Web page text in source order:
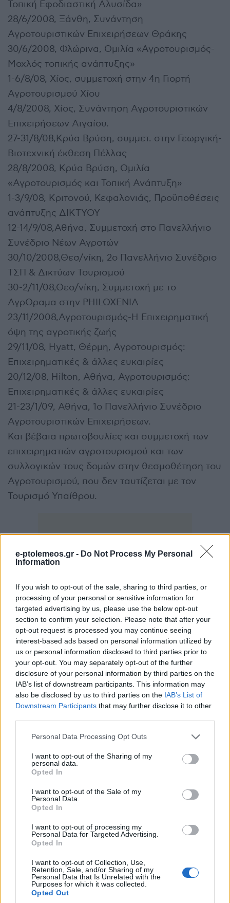
e-ptolemeos.gr - Do Not Process My Personal
Information
If you wish to opt-out of the sale, sharing to third parties, or
processing of your personal or sensitive information for
targeted advertising by us, please use the below opt-out
section to confirm your selection. Please note that after your
opt-out request is processed you may continue seeing
interest-based ads based on personal information utilized by
us or personal information disclosed to third parties prior to
your opt-out. You may separately opt-out of the further
disclosure of your personal information by third parties on the
IAB’s list of downstream participants. This information may
also be disclosed by us to third parties on the IAB’s List of
Downstream Participants that may further disclose it to other
Please note that this website/app uses one or more Google
not limited to your visit or usage behaviour. You may click to
grant or deny consent to Google and its third-party tags to
use your data for below specified purposes in below Google
consent section.
Personal Data Processing Opt Outs
I want to opt-out of the Sharing of my
personal data.
Opted In
I want to opt-out of the Sale of my
Personal Data.
Opted In
I want to opt-out of processing my
Personal Data for Targeted Advertising.
Opted In
I want to opt-out of Collection, Use,
Retention, Sale, and/or Sharing of my
Personal Data that Is Unrelated with the
Purposes for which it was collected.
Opted Out
Τοπική Εφοδιαστική Αλυσίδα»
28/6/2008, Ξάνθη, Συνάντηση
Αγροτουριστικών Επιχειρήσεων Θράκης
30/6/2008, Φλώρινα, Ομιλία «Αγροτουρισμός-
Μοχλός τοπικής ανάπτυξης»
1-6/8/08, Χίος, συμμετοχή στην 4η Γιορτή
Αγροτουρισμού Χίου
4/8/2008, Χίος, Συνάντηση Αγροτουριστικών
Επιχειρήσεων Αιγαίου.
27-31/8/08,Κρύα Βρύση, συμμετ. στην Γεωργική-
Βιοτεχνική έκθεση Πέλλας
28/8/2008, Κρύα Βρύση, Ομιλία
«Αγροτουρισμός και Τοπική Ανάπτυξη»
1-3/9/08, Κριτονού, Κεφαλονιάς, Προϋποθέσεις
ανάπτυξης ΔΙΚΤΥΟΥ
12-14/9/08,Αθήνα, Συμμετοχή στο Πανελλήνιο
Συνέδριο Νέων Αγροτών
30/10/2008,Θεσ/νίκη, 2ο Πανελλήνιο Συνέδριο
ΤΣΠ & Δικτύων Τουρισμού
30-2/11/08,Θεσ/νίκη, Συμμετοχή με το
ΑγρΟραμα στην PHILOXENIA
23/11/2008,Αγροτουρισμός-Η Επιχειρηματική
όψη της αγροτικής ζωής
29/11/08, Hyatt, Θέρμη, Αγροτουρισμός:
Επιχειρηματικές & άλλες ευκαιρίες
20/12/08, Hilton, Αθήνα, Αγροτουρισμός:
Επιχειρηματικές & άλλες ευκαιρίες
21-23/1/09, Αθήνα, 1ο Πανελλήνιο Συνέδριο
Αγροτουριστικών Επιχειρήσεων.
Και βέβαια πρωτοβουλίες και συμμετοχή των
επιχειρηματιών αγροτουρισμού και των
συλλογικών τους δομών στην θεσμοθέτηση του
Αγροτουρισμού, που δεν ταυτίζεται με τον
Τουρισμό Υπαίθρου.
Για την ακρίβεια, Δημήτρης Μιχαηλίδης,
6998282382
την ΑΓΡΟΞΕΝΙΑ
Παρόμοια θέματα
Αγροτουρισμού
Θράκης
Αγροτουριστική
Επιχείρηση, μια νέα
9 Ιουλίου 2008, 11:00 μμ
Παρόμοια θέματα
Ακολουθήστε μας στοGoogle News
και μάθετε πρώτοι όλες τις ειδήσεις!